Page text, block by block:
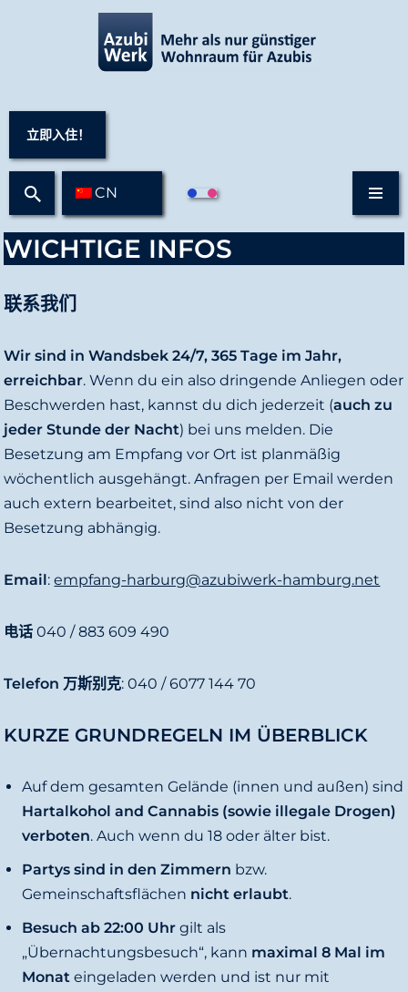
立即入住！
CN
WICHTIGE INFOS
联系我们
Wir sind in Wandsbek 24/7, 365 Tage im Jahr,
erreichbar. Wenn du ein also dringende Anliegen oder
Beschwerden hast, kannst du dich jederzeit (auch zu
jeder Stunde der Nacht) bei uns melden. Die
Besetzung am Empfang vor Ort ist planmäßig
wöchentlich ausgehängt. Anfragen per Email werden
auch extern bearbeitet, sind also nicht von der
Besetzung abhängig.
Email:empfang-harburg@azubiwerk-hamburg.net
电话 040 / 883 609 490
Telefon 万斯别克: 040 / 6077 144 70
KURZE GRUNDREGELN IM ÜBERBLICK
Auf dem gesamten Gelände (innen und außen) sind
Hartalkohol and Cannabis (sowie illegale Drogen)
verboten. Auch wenn du 18 oder älter bist.
Partys sind in den Zimmern bzw.
Gemeinschaftsflächen nicht erlaubt.
Besuch ab 22:00 Uhr gilt als
„Übernachtungsbesuch“, kann maximal 8 Mal im
Monat eingeladen werden und ist nur mit